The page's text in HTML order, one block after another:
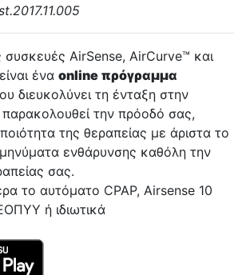
συσκευές AirSense, AirCurve™ και
ένα online πρόγραμμα
διευκολύνει τη ένταξη στην
παρακολουθεί την πρόοδό σας,
της θεραπείας με άριστα το
μηνύματα ενθάρυνσης καθόλη την
σας.
το αυτόματο CPAP, Airsense 10
ή ιδιωτικά